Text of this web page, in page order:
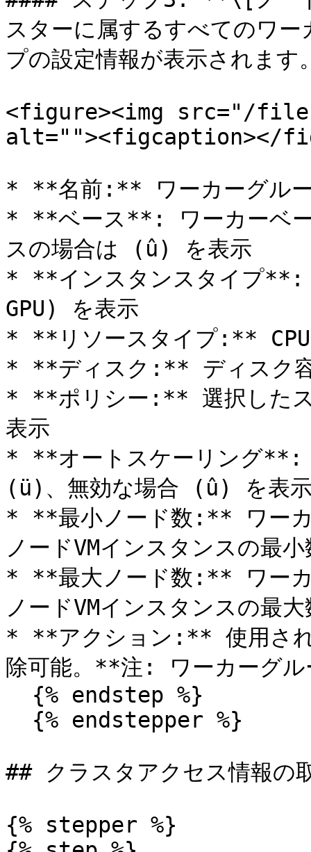
スターに属するすべてのワ
プの設定情報が表示されます
<figure><img src="/files/
alt=""><figcaption></
* **名前:** ワーカーグル
* **ベース**: ワーカーベ
スの場合は (û) を表示
* **インスタンスタイプ**:
GPU) を表示
* **リソースタイプ:** CPU
* **ディスク:** ディスク
* **ポリシー:** 選択したス
表示
* **オートスケーリング**:
(ü)、無効な場合 (û) を表
* **最小ノード数:** ワーカ
ノードVMインスタンスの最
* **最大ノード数:** ワーカ
ノードVMインスタンスの最
* **アクション:** 使用され
除可能。**注: ワーカーグ
## クラスタアクセス情報の
{% stepper %}